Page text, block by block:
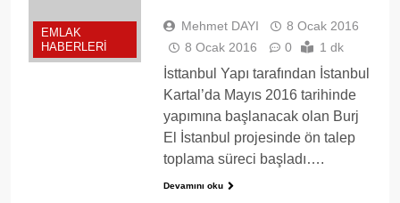
EMLAK
HABERLERI
Mehmet DAYI
8 Ocak 2016
8 Ocak 2016
0 1 dk
İsttanbul Yapı tarafından İstanbul
Kartal’da Mayıs 2016 tarihinde
yapımına başlanacak olan Burj
El İstanbul projesinde ön talep
toplama süreci başladı….
Devamını oku